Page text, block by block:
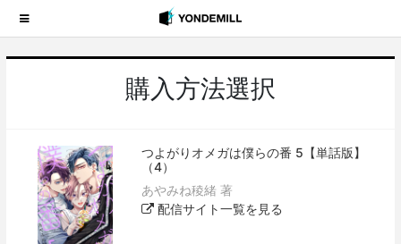
購入方法選択
つよがりオメガは僕らの番 5【単話版】
（4）
あやみね稜緒 著
配信サイト一覧を見る